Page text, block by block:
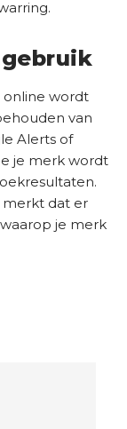
online wordt
van
Alerts of
je merk wordt
merkt dat er
je merk